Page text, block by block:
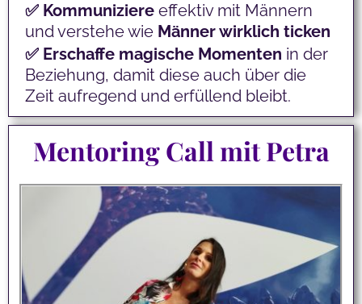
✅ Kommuniziere effektiv mit Männern
und verstehe wie Männer wirklich ticken
✅ Erschaffe magische Momenten in der
Beziehung, damit diese auch über die
Zeit aufregend und erfüllend bleibt.
Mentoring Call mit Petra